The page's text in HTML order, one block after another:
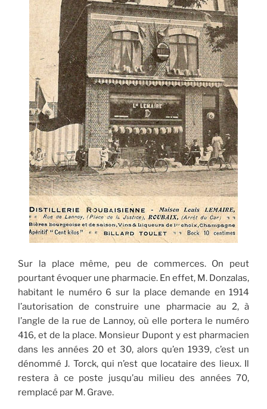
Sur la place même, peu de commerces. On peut
pourtant évoquer une pharmacie. En effet, M. Donzalas,
habitant le numéro 6 sur la place demande en 1914
l’autorisation de construire une pharmacie au 2, à
l’angle de la rue de Lannoy, où elle portera le numéro
416, et de la place. Monsieur Dupont y est pharmacien
dans les années 20 et 30, alors qu’en 1939, c’est un
dénommé J. Torck, qui n’est que locataire des lieux. Il
restera à ce poste jusqu’au milieu des années 70,
remplacé par M. Grave.